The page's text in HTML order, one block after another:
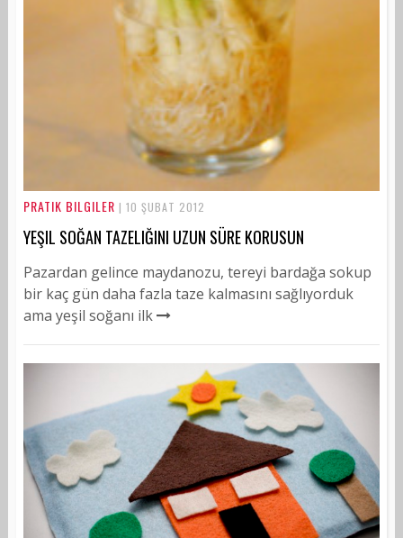
PRATIK BILGILER | 10 ŞUBAT 2012
YEŞIL SOĞAN TAZELIĞINI UZUN SÜRE KORUSUN
Pazardan gelince maydanozu, tereyi bardağa sokup
bir kaç gün daha fazla taze kalmasını sağlıyorduk
ama yeşil soğanı ilk